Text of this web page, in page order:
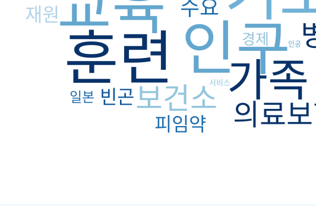
인구
훈련
가족
보건소 의료
수요
빈곤
피임약
재원
경제
일본
서비스
인공